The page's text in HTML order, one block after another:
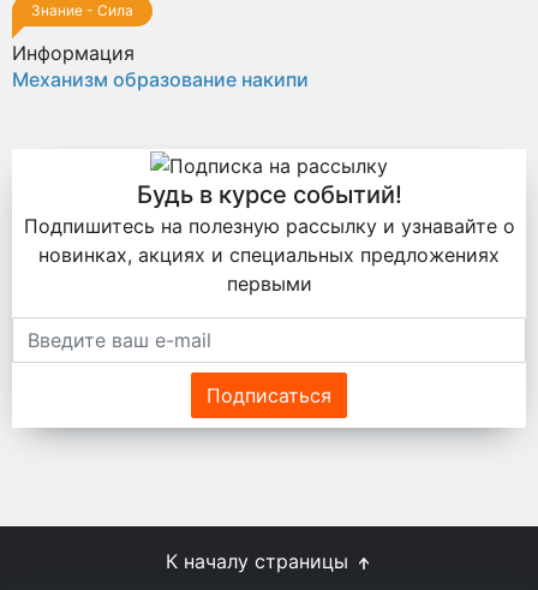
Знание - Сила
Информация
Механизм образование накипи
Будь в курсе событий!
Подпишитесь на полезную рассылку и узнавайте о
новинках, акциях и специальных предложениях
первыми
Подписаться
К началу страницы